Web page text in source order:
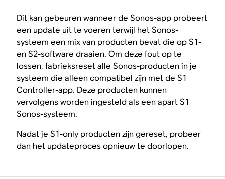
Dit kan gebeuren wanneer de Sonos-app probeert
een update uit te voeren terwijl het Sonos-
systeem een mix van producten bevat die op S1-
en S2-software draaien. Om deze fout op te
lossen,fabrieksresetalle Sonos-producten in je
systeem diealleen compatibel zijn met de S1
Controller-app. Deze producten kunnen
vervolgensworden ingesteld als een apart S1
Sonos-systeem.
Nadat je S1-only producten zijn gereset, probeer
dan het updateproces opnieuw te doorlopen.